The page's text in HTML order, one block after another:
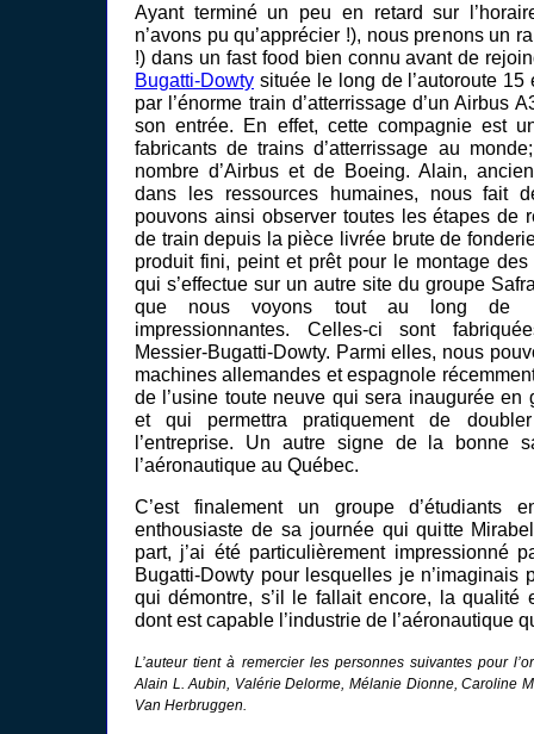
Ayant terminé un peu en retard sur
n’avons pu qu’apprécier !), nous prenons un
!) dans un fast food bien connu avant de
Bugatti-Dowty située le long de l’autoroute
par l’énorme train d’atterrissage d’un Airbus
son entrée. En effet, cette compagnie est
fabricants de trains d’atterrissage au
nombre d’Airbus et de Boeing. Alain,
dans les ressources humaines, nous fait
pouvons ainsi observer toutes les étapes de
de train depuis la pièce livrée brute de
produit fini, peint et prêt pour le montage
qui s’effectue sur un autre site du groupe
que nous voyons tout au long de
impressionnantes. Celles-ci sont
Messier-Bugatti-Dowty. Parmi elles, nous
machines allemandes et espagnole
de l’usine toute neuve qui sera inaugurée en
et qui permettra pratiquement de
l’entreprise. Un autre signe de la bonne
l’aéronautique au Québec.
C’est finalement un groupe d’étudiants
enthousiaste de sa journée qui quitte
part, j’ai été particulièrement impressionné
Bugatti-Dowty pour lesquelles je n’imaginais
qui démontre, s’il le fallait encore, la qualité
dont est capable l’industrie de l’aéronautique
L’auteur tient à remercier les personnes suivantes pour
Alain L. Aubin, Valérie Delorme, Mélanie Dionne, Caroline
Van Herbruggen.